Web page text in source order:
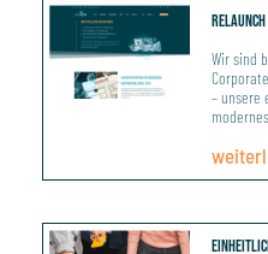
Wir sind
– unsere